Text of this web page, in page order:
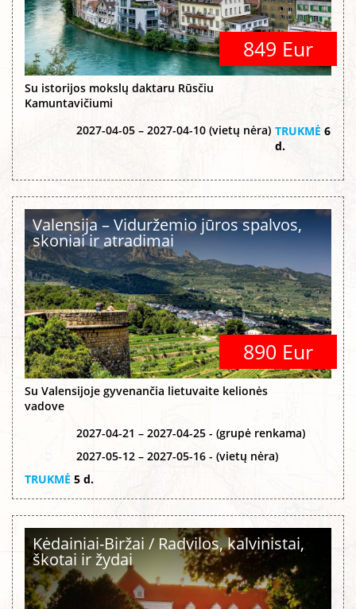
849 Eur
Su istorijos mokslų daktaru Rūsčiu
Kamuntavičiumi
2027-04-05 – 2027-04-10 (vietų nėra) TRUKMĖ 6
d.
Valensija – Viduržemio jūros spalvos,
skoniai ir atradimai
890 Eur
Su Valensijoje gyvenančia lietuvaite kelionės
vadove
2027-04-21 – 2027-04-25 - (grupė renkama)
2027-05-12 – 2027-05-16 - (vietų nėra)
TRUKMĖ 5 d.
Kėdainiai-Biržai / Radvilos, kalvinistai,
škotai ir žydai